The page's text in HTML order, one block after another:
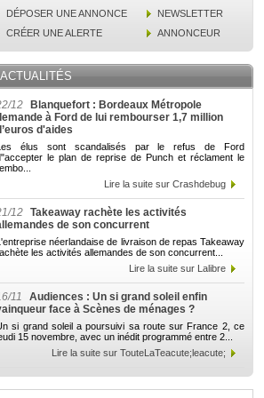
DÉPOSER UNE ANNONCE
NEWSLETTER
CRÉER UNE ALERTE
ANNONCEUR
ACTUALITÉS
12
Blanquefort : Bordeaux Métropole
à Ford de lui rembourser 1,7 million
d'aides
élus sont scandalisés par le refus de Ford
le plan de reprise de Punch et réclament le
Lire la suite sur Crashdebug
12 Takeaway rachète les activités
de son concurrent
néerlandaise de livraison de repas Takeaway
les activités allemandes de son concurrent...
Lire la suite sur Lalibre
11
Audiences : Un si grand soleil enfin
face à Scènes de ménages ?
si grand soleil a poursuivi sa route sur France 2, ce
15 novembre, avec un inédit programmé entre 2...
Lire la suite sur TouteLaTeacute;leacute;